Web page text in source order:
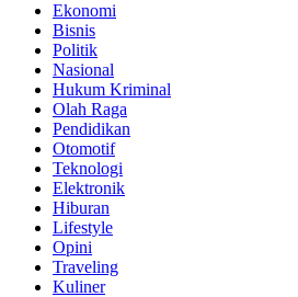
Ekonomi
Bisnis
Politik
Nasional
Hukum Kriminal
Olah Raga
Pendidikan
Otomotif
Teknologi
Elektronik
Hiburan
Lifestyle
Opini
Traveling
Kuliner